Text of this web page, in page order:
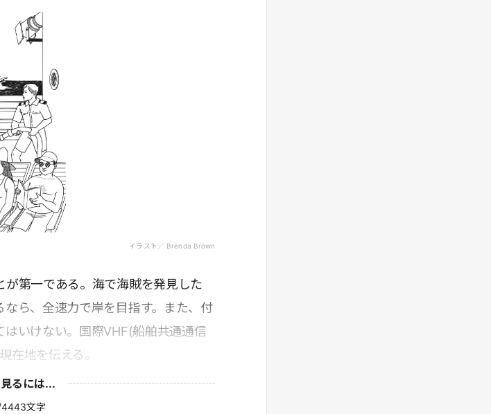
イラスト／ Brenda Brown
第一である。海で海賊を発見した
ら、全速力で岸を目指す。また、付
いけない。国際VHF(船舶共通通信
在地を伝える。
るには...
文字